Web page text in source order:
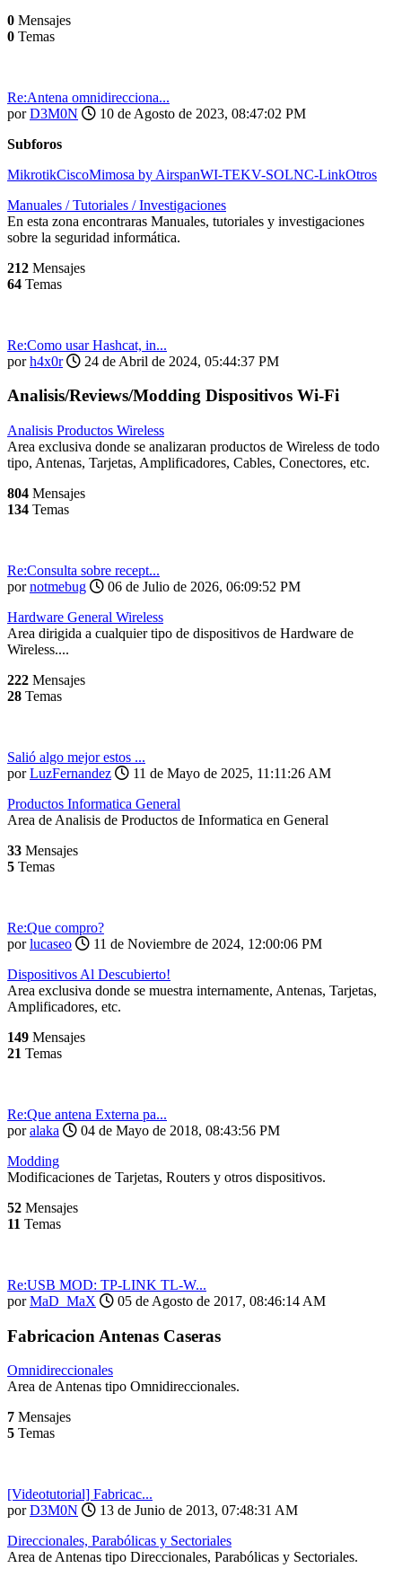
0 Mensajes
0 Temas
Re:Antena omnidirecciona...
porD3M0N
10 de Agosto de 2023, 08:47:02 PM
Subforos
MikrotikCiscoMimosa by AirspanWI-TEKV-SOLNC-LinkOtros
Manuales / Tutoriales / Investigaciones
En esta zona encontraras Manuales, tutoriales y investigaciones
sobre la seguridad informática.
212 Mensajes
64 Temas
Re:Como usar Hashcat, in...
porh4x0r 24 de Abril de 2024, 05:44:37 PM
Analisis/Reviews/Modding Dispositivos Wi-Fi
Analisis Productos Wireless
Area exclusiva donde se analizaran productos de Wireless de todo
tipo, Antenas, Tarjetas, Amplificadores, Cables, Conectores, etc.
804 Mensajes
134 Temas
Re:Consulta sobre recept...
pornotmebug
06 de Julio de 2026, 06:09:52 PM
Hardware General Wireless
Area dirigida a cualquier tipo de dispositivos de Hardware de
Wireless....
222 Mensajes
28 Temas
Salió algo mejor estos ...
porLuzFernandez
11 de Mayo de 2025, 11:11:26 AM
Productos Informatica General
Area de Analisis de Productos de Informatica en General
33 Mensajes
5 Temas
Re:Que compro?
porlucaseo
11 de Noviembre de 2024, 12:00:06 PM
Dispositivos Al Descubierto!
Area exclusiva donde se muestra internamente, Antenas, Tarjetas,
Amplificadores, etc.
149 Mensajes
21 Temas
Re:Que antena Externa pa...
poralaka
04 de Mayo de 2018, 08:43:56 PM
Modding
Modificaciones de Tarjetas, Routers y otros dispositivos.
52 Mensajes
11 Temas
Re:USB MOD: TP-LINK TL-W...
porMaD_MaX 05 de Agosto de 2017, 08:46:14 AM
Fabricacion Antenas Caseras
Omnidireccionales
Area de Antenas tipo Omnidireccionales.
7 Mensajes
5 Temas
[Videotutorial] Fabricac...
porD3M0N
13 de Junio de 2013, 07:48:31 AM
Direccionales, Parabólicas y Sectoriales
Area de Antenas tipo Direccionales, Parabólicas y Sectoriales.